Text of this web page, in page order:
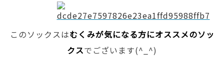
このソックスはむくみが気になる方にオススメのソッ
クスでございます(^_^)